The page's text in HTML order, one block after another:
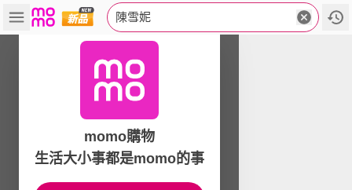
陳雪妮
momo購物
生活大小事都是momo的事